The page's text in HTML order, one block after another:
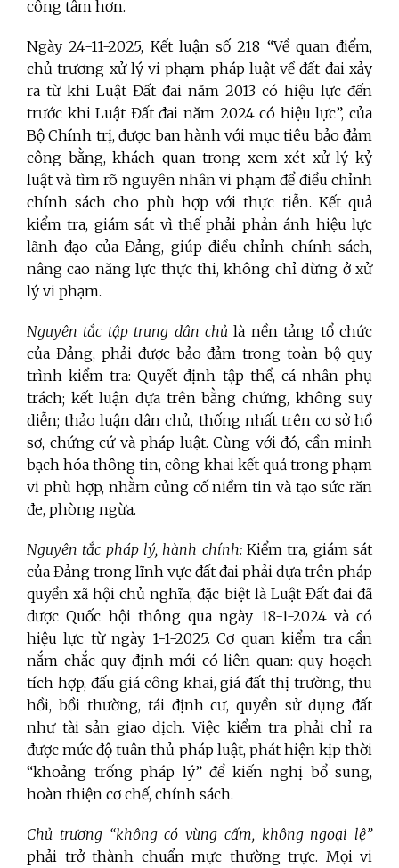
công tâm hơn.
Ngày 24-11-2025, Kết luận số 218 “Về quan điểm,
chủ trương xử lý vi phạm pháp luật về đất đai xảy
ra từ khi Luật Đất đai năm 2013 có hiệu lực đến
trước khi Luật Đất đai năm 2024 có hiệu lực”, của
Bộ Chính trị, được ban hành với mục tiêu bảo đảm
công bằng, khách quan trong xem xét xử lý kỷ
luật và tìm rõ nguyên nhân vi phạm để điều chỉnh
chính sách cho phù hợp với thực tiễn. Kết quả
kiểm tra, giám sát vì thế phải phản ánh hiệu lực
lãnh đạo của Đảng, giúp điều chỉnh chính sách,
nâng cao năng lực thực thi, không chỉ dừng ở xử
lý vi phạm.
Nguyên tắc tập trung dân chủ là nền tảng tổ chức
của Đảng, phải được bảo đảm trong toàn bộ quy
trình kiểm tra: Quyết định tập thể, cá nhân phụ
trách; kết luận dựa trên bằng chứng, không suy
diễn; thảo luận dân chủ, thống nhất trên cơ sở hồ
sơ, chứng cứ và pháp luật. Cùng với đó, cần minh
bạch hóa thông tin, công khai kết quả trong phạm
vi phù hợp, nhằm củng cố niềm tin và tạo sức răn
đe, phòng ngừa.
Nguyên tắc pháp lý, hành chính:Kiểm tra, giám sát
của Đảng trong lĩnh vực đất đai phải dựa trên pháp
quyền xã hội chủ nghĩa, đặc biệt là Luật Đất đai đã
được Quốc hội thông qua ngày 18-1-2024 và có
hiệu lực từ ngày 1-1-2025. Cơ quan kiểm tra cần
nắm chắc quy định mới có liên quan: quy hoạch
tích hợp, đấu giá công khai, giá đất thị trường, thu
hồi, bồi thường, tái định cư, quyền sử dụng đất
như tài sản giao dịch. Việc kiểm tra phải chỉ ra
được mức độ tuân thủ pháp luật, phát hiện kịp thời
“khoảng trống pháp lý” để kiến nghị bổ sung,
hoàn thiện cơ chế, chính sách.
Chủ trương “không có vùng cấm, không ngoại lệ”
phải trở thành chuẩn mực thường trực. Mọi vi